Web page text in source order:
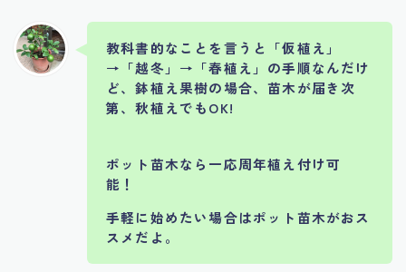
教科書的なことを言うと「仮植え」
→「越冬」→「春植え」の手順なんだけ
ど、鉢植え果樹の場合、苗木が届き次
第、秋植えでもOK!
ポット苗木なら一応周年植え付け可
能！
手軽に始めたい場合はポット苗木がおス
スメだよ。